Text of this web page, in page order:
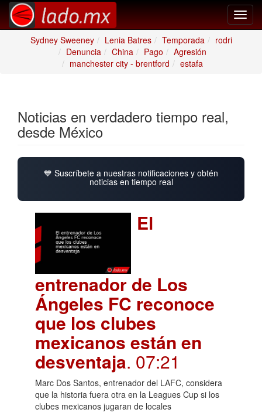
Sydney Sweeney
Lenia Batres Temporada
rodri
Denuncia
China Pago
Agresión
manchester city - brentford
estafa
Noticias en verdadero tiempo real,
desde México
💙 Suscríbete a nuestras notificaciones y obtén
noticias en tiempo real
El
entrenador de Los
Ángeles FC reconoce
que los clubes
mexicanos están en
desventaja. 07:21
Marc Dos Santos, entrenador del LAFC, considera
que la historia fuera otra en la Leagues Cup si los
clubes mexicanos jugaran de locales